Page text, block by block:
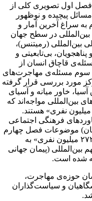
در فصل اول تصویری کلی از
پیچیده‌ و نوظهور
سراغ آخرین آمار و
در سطح جهان
بین‌المللی (رمیتنس)،
بی‌تابعیتی و
قاچاق انسان از
سوم مسئله‌ی مهاجرت‌های
مورد بررسی قرار گرفته
خاور میانه و آسیای
بین‌المللی مواجه‌اند که
موضوع فصل سوم کتاب «یک کشور ۲۷۲ میلیون نفری» هستند.
فرهنگی اجتماعی
موضوعات فصل چهارم
هستند. در فصل انتهایی کتاب «یک کشور ۲۷۲ میلیون نفری» به
(پیمان جهانی
شده است.
حوزه‌ی مهاجرت،
و سیاست‌گذاران